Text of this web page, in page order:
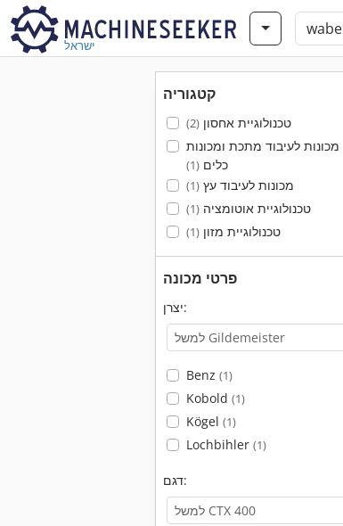
ישראל
קטגוריה
טכנולוגיית אחסון(2)
מכונות לעיבוד מתכת ומכונות
כלים(1)
מכונות לעיבוד עץ(1)
טכנולוגיית אוטומציה(1)
טכנולוגיית מזון(1)
פרטי מכונה
יצרן:
Benz (1)
Kobold (1)
Kögel (1)
Lochbihler (1)
דגם: